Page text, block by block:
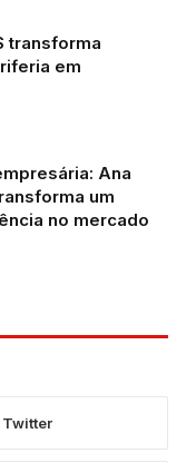
transforma
em
Ana
um
no mercado
Twitter